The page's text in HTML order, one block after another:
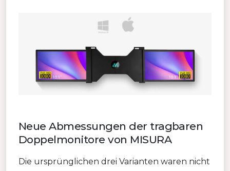
Neue Abmessungen der tragbaren
Doppelmonitore von MISURA
Die ursprünglichen drei Varianten waren nicht